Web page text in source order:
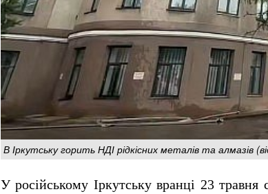
В Іркутську горить НДІ рідкісних металів та алмазів
У російському Іркутську вранці 23 травня